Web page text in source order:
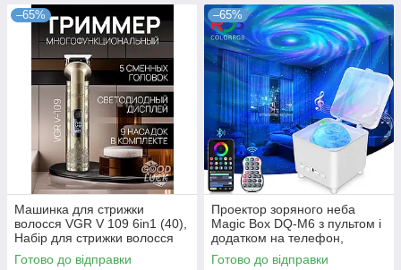
–65%
Машинка для стрижки
волосся VGR V 109 6in1 (40),
Набір для стрижки волосся
Готово до відправки
–65%
Проектор зоряного неба
Magic Box DQ-M6 з пультом і
додатком на телефон,
Дитячий нічник з проекцією
Готово до відправки